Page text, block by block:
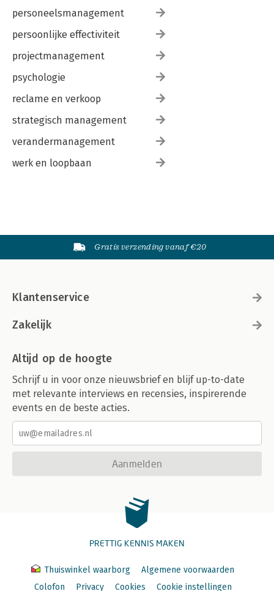
personeelsmanagement
persoonlijke effectiviteit
projectmanagement
psychologie
reclame en verkoop
strategisch management
verandermanagement
werk en loopbaan
Gratis verzending vanaf €20
Klantenservice
Zakelijk
Altijd op de hoogte
Schrijf u in voor onze nieuwsbrief en blijf up-to-date
met relevante interviews en recensies, inspirerende
events en de beste acties.
Aanmelden
PRETTIG KENNIS MAKEN
Thuiswinkel waarborg
Algemene voorwaarden
Colofon
Privacy Cookies Cookie instellingen